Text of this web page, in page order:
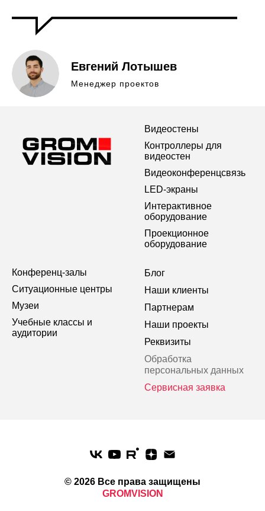
Евгений Лотышев
Менеджер проектов
Видеостены
Контроллеры для
видеостен
Видеоконференцсвязь
LED-экраны
Интерактивное
оборудование
Проекционное
оборудование
Конференц-залы
Ситуационные центры
Музеи
Учебные классы и
аудитории
Блог
Наши клиенты
Партнерам
Наши проекты
Реквизиты
Обработка
персональных данных
Сервисная заявка
© 2026 Все права защищены
GROMVISION